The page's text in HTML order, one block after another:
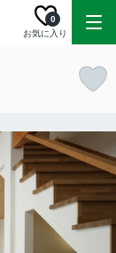
お気に入り
0